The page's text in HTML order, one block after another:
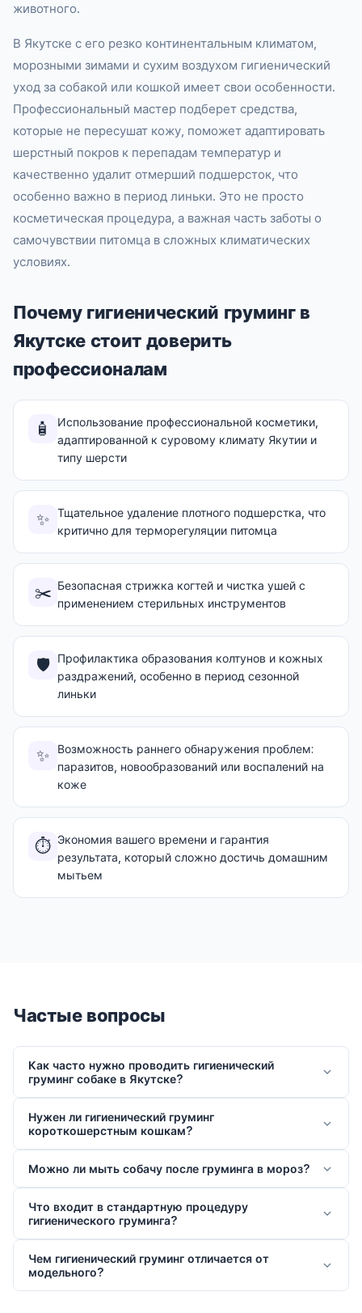
животного.
В Якутске с его резко континентальным климатом,
морозными зимами и сухим воздухом гигиенический
уход за собакой или кошкой имеет свои особенности.
Профессиональный мастер подберет средства,
которые не пересушат кожу, поможет адаптировать
шерстный покров к перепадам температур и
качественно удалит отмерший подшерсток, что
особенно важно в период линьки. Это не просто
косметическая процедура, а важная часть заботы о
самочувствии питомца в сложных климатических
условиях.
Почему гигиенический груминг в
Якутске стоит доверить
профессионалам
🧴
Использование профессиональной косметики,
адаптированной к суровому климату Якутии и
типу шерсти
✨ Тщательное удаление плотного подшерстка, что
критично для терморегуляции питомца
✂️ Безопасная стрижка когтей и чистка ушей с
применением стерильных инструментов
🛡️
Профилактика образования колтунов и кожных
раздражений, особенно в период сезонной
линьки
✨
Возможность раннего обнаружения проблем:
паразитов, новообразований или воспалений на
коже
⏱️ Экономия вашего времени и гарантия
результата, который сложно достичь домашним
мытьем
Частые вопросы
Как часто нужно проводить гигиенический
груминг собаке в Якутске?
Нужен ли гигиенический груминг
короткошерстным кошкам?
Можно ли мыть собачу после груминга в мороз?
Что входит в стандартную процедуру
гигиенического груминга?
Чем гигиенический груминг отличается от
модельного?